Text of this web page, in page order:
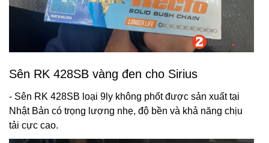
Sên RK 428SB vàng đen cho Sirius
- Sên RK 428SB loại 9ly không phốt được sản xuất tại
Nhật Bản có trọng lượng nhẹ, độ bền và khả năng chịu
tải cực cao.